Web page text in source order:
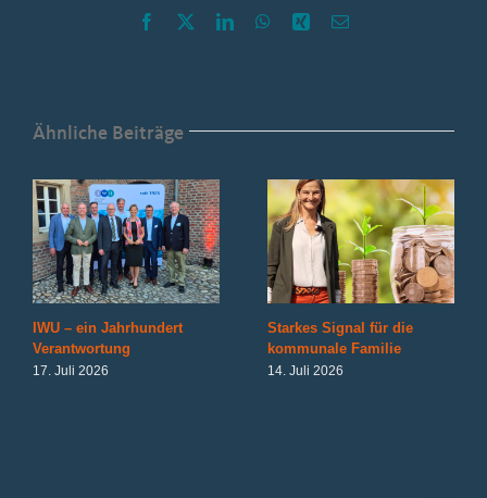
Facebook LinkedInWhatsApp
Xing E-
Ähnliche Beiträge
IWU – ein Jahrhundert
Verantwortung
17. Juli 2026
Starkes Signal für die
kommunale Familie
14. Juli 2026